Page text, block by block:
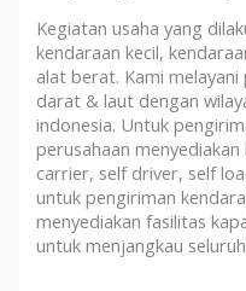
Kegiatan usaha yang
kendaraan kecil,
alat berat. Kami
darat & laut dengan
indonesia. Untuk
perusahaan
carrier, self driver, self
untuk pengiriman
menyediakan fasilitas
untuk menjangkau